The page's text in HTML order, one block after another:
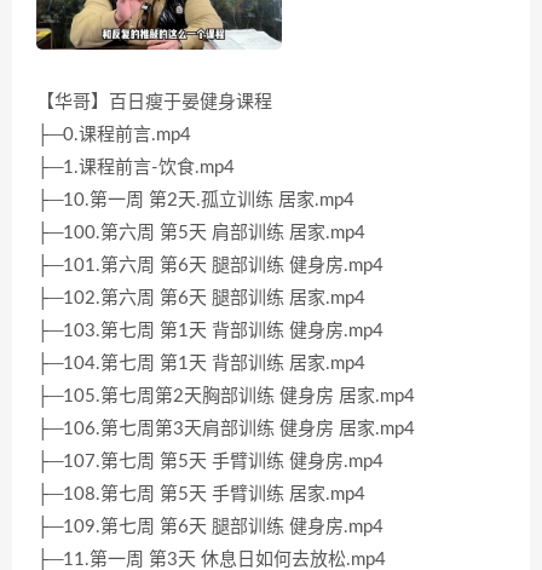
【华哥】百日瘦于晏健身课程
├─0.课程前言.mp4
├─1.课程前言-饮食.mp4
├─10.第一周 第2天.孤立训练 居家.mp4
├─100.第六周 第5天 肩部训练 居家.mp4
├─101.第六周 第6天 腿部训练 健身房.mp4
├─102.第六周 第6天 腿部训练 居家.mp4
├─103.第七周 第1天 背部训练 健身房.mp4
├─104.第七周 第1天 背部训练 居家.mp4
├─105.第七周第2天胸部训练 健身房 居家.mp4
├─106.第七周第3天肩部训练 健身房 居家.mp4
├─107.第七周 第5天 手臂训练 健身房.mp4
├─108.第七周 第5天 手臂训练 居家.mp4
├─109.第七周 第6天 腿部训练 健身房.mp4
├─11.第一周 第3天 休息日如何去放松.mp4